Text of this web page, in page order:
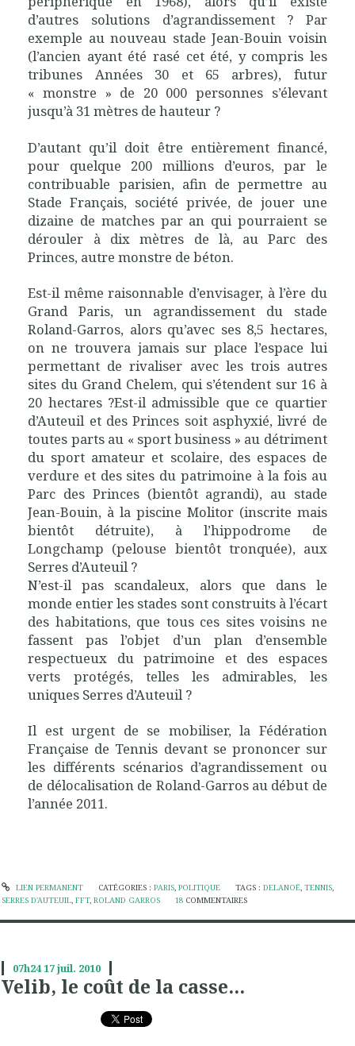
d’autres solutions d’agrandissement ? Par
exemple au nouveau stade Jean-Bouin voisin
(l’ancien ayant été rasé cet été, y compris les
tribunes Années 30 et 65 arbres), futur
« monstre » de 20 000 personnes s’élevant
jusqu’à 31 mètres de hauteur ?
D’autant qu’il doit être entièrement financé,
pour quelque 200 millions d’euros, par le
contribuable parisien, afin de permettre au
Stade Français, société privée, de jouer une
dizaine de matches par an qui pourraient se
dérouler à dix mètres de là, au Parc des
Princes, autre monstre de béton.
Est-il même raisonnable d’envisager, à l’ère du
Grand Paris, un agrandissement du stade
Roland-Garros, alors qu’avec ses 8,5 hectares,
on ne trouvera jamais sur place l’espace lui
permettant de rivaliser avec les trois autres
sites du Grand Chelem, qui s’étendent sur 16 à
20 hectares ?Est-il admissible que ce quartier
d’Auteuil et des Princes soit asphyxié, livré de
toutes parts au « sport business » au détriment
du sport amateur et scolaire, des espaces de
verdure et des sites du patrimoine à la fois au
Parc des Princes (bientôt agrandi), au stade
Jean-Bouin, à la piscine Molitor (inscrite mais
bientôt détruite), à l’hippodrome de
Longchamp (pelouse bientôt tronquée), aux
Serres d’Auteuil ?
N’est-il pas scandaleux, alors que dans le
monde entier les stades sont construits à l’écart
des habitations, que tous ces sites voisins ne
fassent pas l’objet d’un plan d’ensemble
respectueux du patrimoine et des espaces
verts protégés, telles les admirables, les
uniques Serres d’Auteuil ?
Il est urgent de se mobiliser, la Fédération
Française de Tennis devant se prononcer sur
les différents scénarios d’agrandissement ou
de délocalisation de Roland-Garros au début de
l’année 2011.
LIEN PERMANENT CATÉGORIES : PARIS, POLITIQUE TAGS :DELANOË,TENNIS,
SERRES D'AUTEUIL, FFT, ROLAND GARROS 18 COMMENTAIRES
07h2417juil. 2010
Velib, le coût de la casse...